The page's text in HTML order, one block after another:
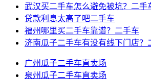
武汉买二手车怎么避免被坑？二手
贷款利息太高了吧二手车
福州哪里买二手车靠谱？二手车
济南瓜子二手车有没有线下门店？
广州瓜子二手车直卖场
泉州瓜子二手车直卖场